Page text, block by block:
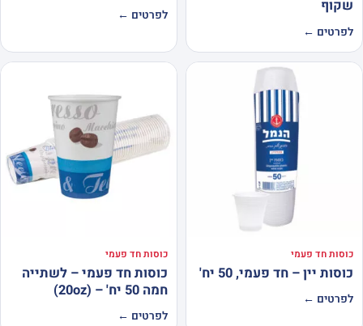
שקוף
לפרטים ←
לפרטים ←
כוסות חד פעמי
כוסות יין – חד פעמי, 50 יח'
לפרטים ←
כוסות חד פעמי
כוסות חד פעמי – לשתייה
חמה 50 יח' – (20oz)
לפרטים ←